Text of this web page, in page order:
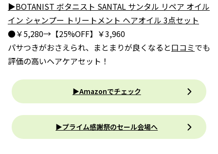
▶BOTANIST ボタニスト SANTAL サンタル リペア オイル
イン シャンプー トリートメント ヘアオイル 3点セット
●￥5,280→【25%OFF】￥3,960
パサつきがおさえられ、まとまりが良くなると口コミでも
評価の高いヘアケアセット！
▶Amazonでチェック
▶プライム感謝祭のセール会場へ